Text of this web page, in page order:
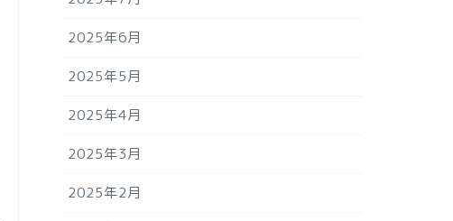
2025年6月
2025年5月
2025年4月
2025年3月
2025年2月